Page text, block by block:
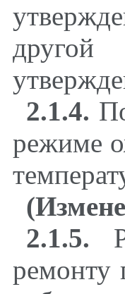
другой
2.1.4.
режиме
2.1.5.
ремонту